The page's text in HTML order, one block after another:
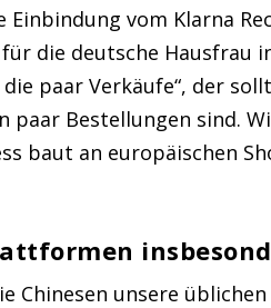
Einbindung vom Klarna
die deutsche Hausfrau
paar Verkäufe“, der
paar Bestellungen sind.
baut an europäischen
Chinesen unsere